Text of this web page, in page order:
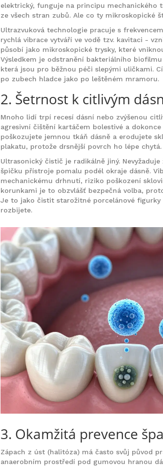
elektrický, funguje na principu mechanického
ze všech stran zubů. Ale co ty mikroskopické
Ultrazvuková technologie pracuje s
rychlá vibrace vytváří ve vodě tzv. kavitaci -
působí jako mikroskopické trysky, které
Výsledkem je odstranění bakteriálního
která jsou pro běžnou péči slepými uličkami.
po zubech hladce jako po leštěném mramoru.
2. Šetrnost k citlivým
Mnoho lidí trpí recesí dásní nebo zvýšenou
agresivní čištění kartáčem bolestivé a
poškozujete jemnou tkáň dásně a erodujete
plakatu, protože drsnější povrch ho lépe chytá.
Ultrasonický čistič je radikálně jiný.
špičku přístroje pomalu podél okraje dásně.
mechanickému drhnutí, riziko poškození
korunkami je to obzvlášť bezpečná volba,
Je to jako čistit starožitné porcelánové
rozbijete.
3. Okamžitá prevence
Zápach z úst (halitóza) má často svůj původ
anaerobním prostředí pod gumovou hranou